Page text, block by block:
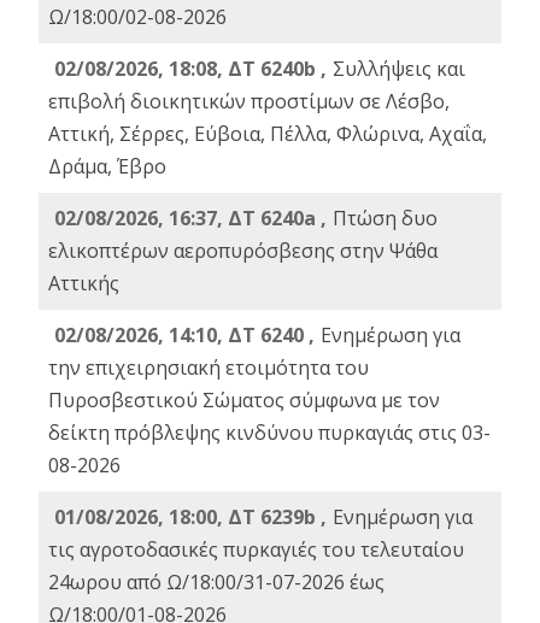
Ω/18:00/02-08-2026
02/08/2026, 18:08, ΔΤ 6240b , Συλλήψεις και
επιβολή διοικητικών προστίμων σε Λέσβο,
Αττική, Σέρρες, Εύβοια, Πέλλα, Φλώρινα, Αχαΐα,
Δράμα, Έβρο
02/08/2026, 16:37, ΔΤ 6240a , Πτώση δυο
ελικοπτέρων αεροπυρόσβεσης στην Ψάθα
Αττικής
02/08/2026, 14:10, ΔΤ 6240 , Ενημέρωση για
την επιχειρησιακή ετοιμότητα του
Πυροσβεστικού Σώματος σύμφωνα με τον
δείκτη πρόβλεψης κινδύνου πυρκαγιάς στις 03-
08-2026
01/08/2026, 18:00, ΔΤ 6239b , Ενημέρωση για
τις αγροτοδασικές πυρκαγιές του τελευταίου
24ωρου από Ω/18:00/31-07-2026 έως
Ω/18:00/01-08-2026